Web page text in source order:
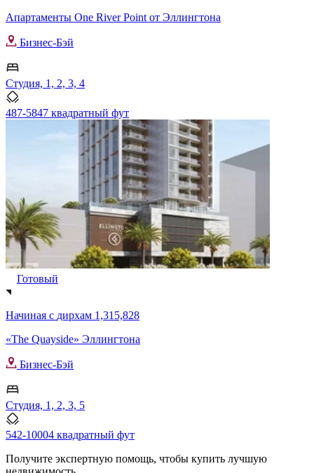
Апартаменты One River Point от Эллингтона
Бизнес-Бэй
Студия, 1, 2, 3, 4
487-5847 квадратный фут
Готовый
Начиная с дирхам 1,315,828
«The Quayside» Эллингтона
Бизнес-Бэй
Студия, 1, 2, 3, 5
542-10004 квадратный фут
Получите экспертную помощь, чтобы купить лучшую